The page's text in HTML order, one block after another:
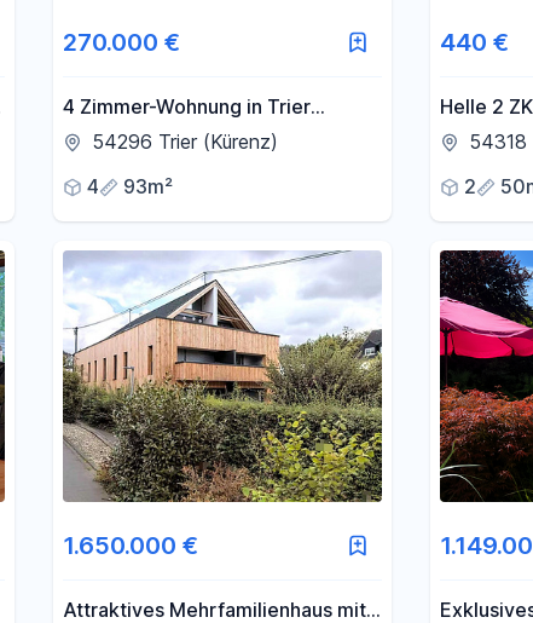
270.000 €
4 Zimmer-Wohnung in Trier
Kürenz/Weidengraben
54296 Trier (Kürenz)
4
93m²
440 €
Helle 2
2
1.650.000 €
Attraktives Mehrfamilienhaus mit